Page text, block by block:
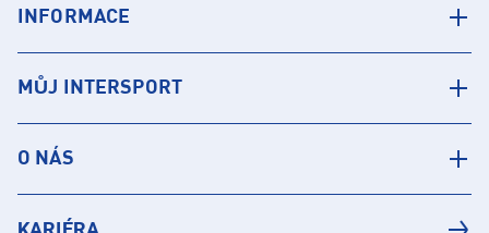
INFORMACE
MŮJ INTERSPORT
O NÁS